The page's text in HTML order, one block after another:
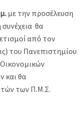
με την προσέλευση
θα
από τον
του Πανεπιστημίου
και θα
των Π.Μ.Σ.